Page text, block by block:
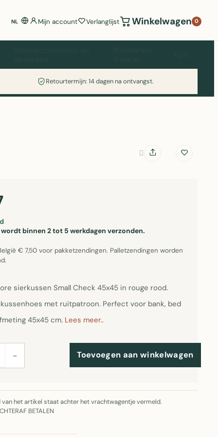
NL Mijn account Verlanglijst Winkelwagen 0
Retourtermijn: 14 dagen na ontvangst.
binnen 2 tot 5 werkdagen verzonden.
€ 7,50 voor pakketzendingen. Palletzendingen worden
sierkussen Small Check 45x45 in rouge rood.
met ruitpatroon. Perfect voor bank, bed
45x45 cm. Lees meer..
− Toevoegen aan winkelwagen
van het artikel staat achter het vrachtwagentje vermeld.
BETALEN